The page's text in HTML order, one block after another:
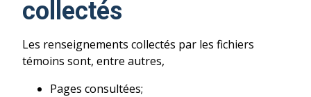
collectés
Les renseignements collectés par les fichiers
témoins sont, entre autres,
Pages consultées;